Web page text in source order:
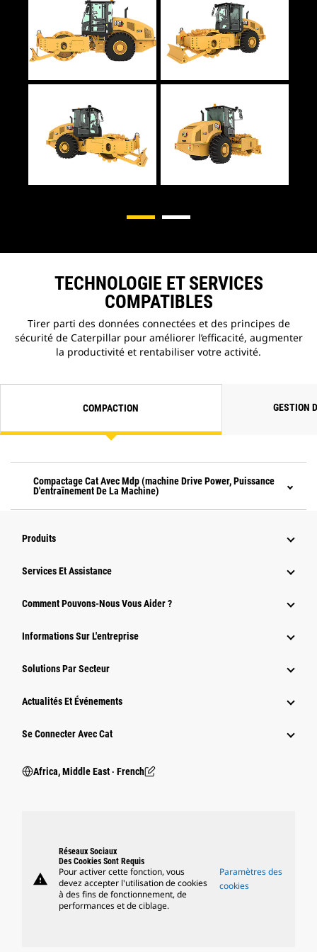
TECHNOLOGIE ET SERVICES
COMPATIBLES
Tirer parti des données connectées et des principes de
sécurité de Caterpillar pour améliorer l’efficacité, augmenter
la productivité et rentabiliser votre activité.
COMPACTION GESTION
Compactage Cat Avec Mdp (machine Drive Power, Puissance
D'entraînement De La Machine)
Produits
Services Et Assistance
Comment Pouvons-Nous Vous Aider ?
Informations Sur L'entreprise
Solutions Par Secteur
Actualités Et Événements
Se Connecter Avec Cat
Africa, Middle East ‧ French
warning
Réseaux Sociaux
Des Cookies Sont Requis
Pour activer cette fonction, vous
devez accepter l'utilisation de cookies
à des fins de fonctionnement, de
performances et de ciblage.
Paramètres des
cookies